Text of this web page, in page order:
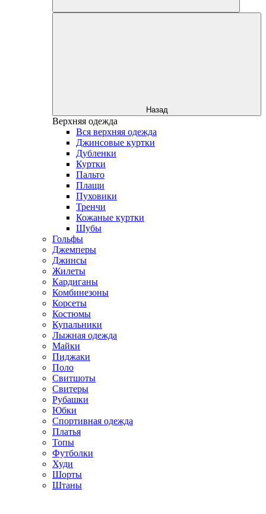
Назад
Верхняя одежда
Вся верхняя одежда
Джинсовые куртки
Дубленки
Куртки
Пальто
Плащи
Пуховики
Тренчи
Кожаные куртки
Шубы
Гольфы
Джемперы
Джинсы
Жилеты
Кардиганы
Комбинезоны
Корсеты
Костюмы
Купальники
Лыжная одежда
Майки
Пиджаки
Поло
Свитшоты
Свитеры
Рубашки
Юбки
Спортивная одежда
Платья
Топы
Футболки
Худи
Шорты
Штаны